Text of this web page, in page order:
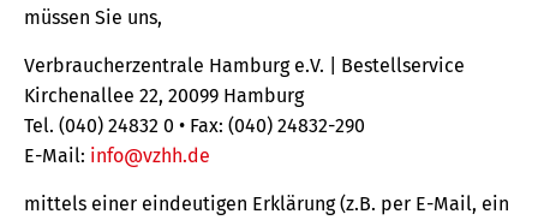
müssen Sie uns,
Verbraucherzentrale Hamburg e.V. | Bestellservice
Kirchenallee 22, 20099 Hamburg
Tel. (040) 24832 0 • Fax: (040) 24832-290
E-Mail: info@vzhh.de
mittels einer eindeutigen Erklärung (z.B. per E-Mail, ein